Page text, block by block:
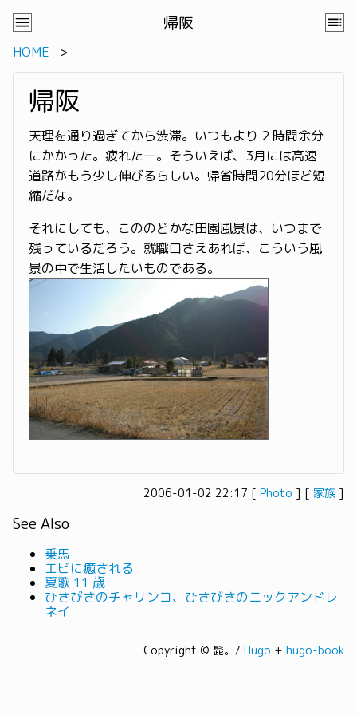
帰阪
HOME
帰阪
天理を通り過ぎてから渋滞。いつもより 2 時間余分
にかかった。疲れたー。そういえば、3月には高速
道路がもう少し伸びるらしい。帰省時間20分ほど短
縮だな。
それにしても、こののどかな田園風景は、いつまで
残っているだろう。就職口さえあれば、こういう風
景の中で生活したいものである。
2006-01-02 22:17 [ Photo ] [ 家族 ]
See Also
乗馬
エビに癒される
夏歌 11 歳
ひさびさのチャリンコ、ひさびさのニックアンドレ
ネイ
Copyright © 髭。/ Hugo + hugo-book